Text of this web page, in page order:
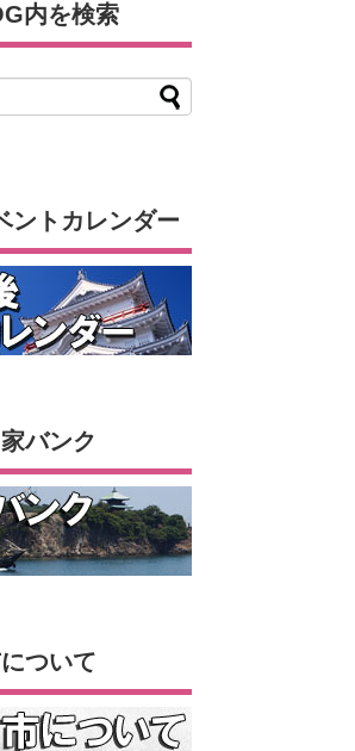
内を検索
ントカレンダー
バンク
ついて